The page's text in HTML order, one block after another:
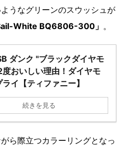
うなグリーンのスウッシュが
White BQ6806-300」 。
ダンク "ブラックダイヤモ
度おいしい理由！ダイヤモ
イ【ティファニー】
続きを見る
ら際立つカラーリングとなっ